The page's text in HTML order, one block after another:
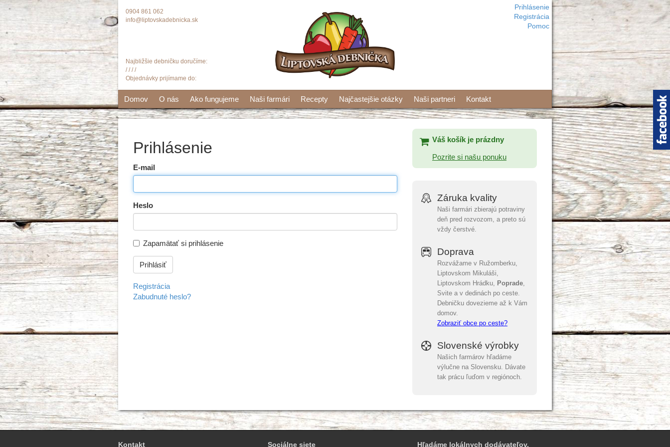
0904 861 062
info@liptovskadebnicka.sk
Najbližšie debničku doručíme:
/ / / /
Objednávky prijímame do:
Prihlásenie
Registrácia
Pomoc
Domov O nás Ako fungujeme Naši farmári Recepty Najčastejšie otázky Naši partneri Kontakt
Prihlásenie
E-mail
Heslo
Zapamätať si prihlásenie
Registrácia
Zabudnuté heslo?
Váš košík je prázdny
Pozrite si našu ponuku
Záruka kvality
Naši farmári zbierajú potraviny
deň pred rozvozom, a preto sú
vždy čerstvé.
Doprava
Rozvážame v Ružomberku,
Liptovskom Mikuláši,
Liptovskom Hrádku, Poprade,
Svite a v dedinách po ceste.
Debničku dovezieme až k Vám
domov.
Zobraziť obce po ceste?
Slovenské výrobky
Našich farmárov hľadáme
výlučne na Slovensku. Dávate
tak prácu ľuďom v regiónoch.
Kontakt Sociálne siete Hľadáme lokálnych dodávateľov.